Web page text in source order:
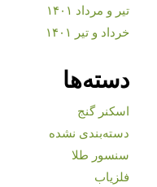
تیر و مرداد ۱۴۰۱
خرداد و تیر ۱۴۰۱
دسته‌ها
اسکنر گنج
دسته‌بندی نشده
سنسور طلا
فلزیاب